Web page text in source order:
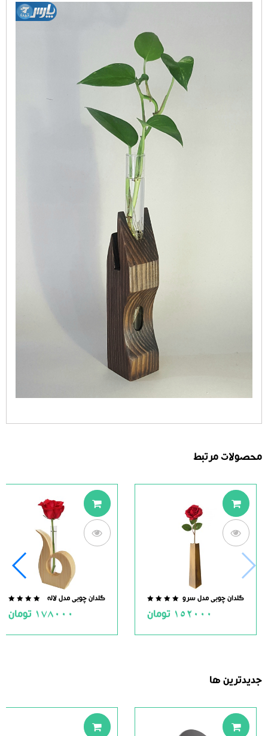
محصولات مرتبط
out
5
گلدان چوبی مدل سرو
152000 تومان
5
گلدان چوبی مدل لاله
178000 تومان
جدیدترین ها